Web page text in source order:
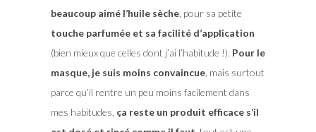
beaucoup aimé l’huile sèche, pour sa petite
touche parfumée et sa facilité d’application
(bien mieux que celles dont j’ai l’habitude !). Pour le
masque, je suis moins convaincue, mais surtout
parce qu’il rentre un peu moins facilement dans
mes habitudes, ça reste un produit efficace s’il